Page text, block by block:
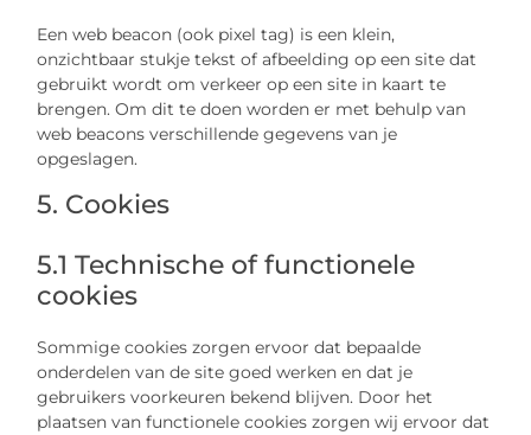
Een web beacon (ook pixel tag) is een klein,
onzichtbaar stukje tekst of afbeelding op een site dat
gebruikt wordt om verkeer op een site in kaart te
brengen. Om dit te doen worden er met behulp van
web beacons verschillende gegevens van je
opgeslagen.
5. Cookies
5.1 Technische of functionele
cookies
Sommige cookies zorgen ervoor dat bepaalde
onderdelen van de site goed werken en dat je
gebruikers voorkeuren bekend blijven. Door het
plaatsen van functionele cookies zorgen wij ervoor dat